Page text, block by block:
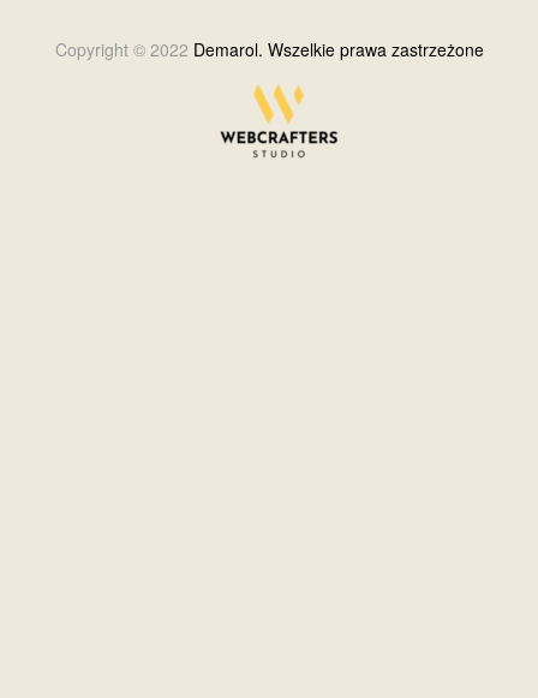
Copyright © 2022 Demarol. Wszelkie prawa zastrzeżone